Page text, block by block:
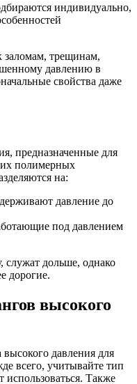
индивидуально,
трещинам,
давлению в
свойства даже
предназначенные для
полимерных
на:
давление до
под давлением
дольше, однако
дорогие.
высокого
давления для
всего, учитывайте тип
использоваться. Также